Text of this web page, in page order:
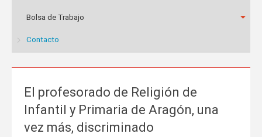
Bolsa de Trabajo
Contacto
El profesorado de Religión de
Infantil y Primaria de Aragón, una
vez más, discriminado